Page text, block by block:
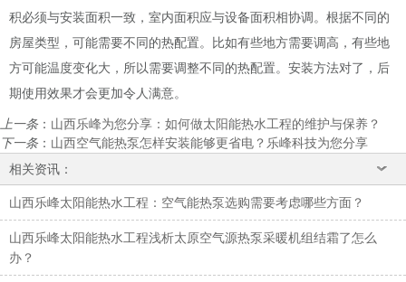
积必须与安装面积一致，室内面积应与设备面积相协调。根据不同的
房屋类型，可能需要不同的热配置。比如有些地方需要调高，有些地
方可能温度变化大，所以需要调整不同的热配置。安装方法对了，后
期使用效果才会更加令人满意。
上一条： 山西乐峰为您分享：如何做太阳能热水工程的维护与保养？
下一条： 山西空气能热泵怎样安装能够更省电？乐峰科技为您分享
相关资讯：
山西乐峰太阳能热水工程：空气能热泵选购需要考虑哪些方面？
山西乐峰太阳能热水工程浅析太原空气源热泵采暖机组结霜了怎么
办？